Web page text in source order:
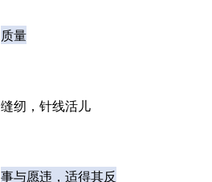
质量
缝纫，针线活儿
事与愿违，适得其反